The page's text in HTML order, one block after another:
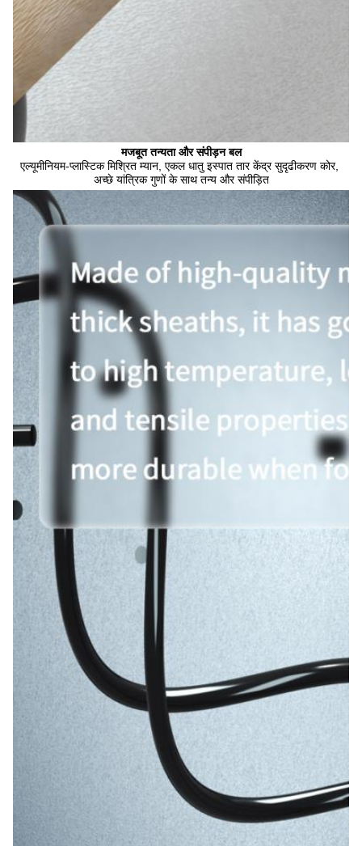
मजबूत तन्यता और संपीड़न बल
एल्यूमीनियम-प्लास्टिक मिश्रित म्यान, एकल धातु इस्पात तार केंद्र सुदृढीकरण कोर,
अच्छे यांत्रिक गुणों के साथ तन्य और संपीड़ित